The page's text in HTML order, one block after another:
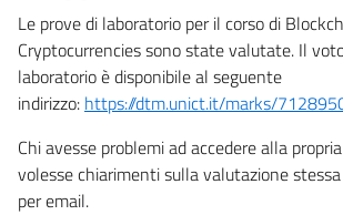
Le prove di laboratorio per il corso di
Cryptocurrencies sono state valutate. Il
laboratorio è disponibile al seguente
indirizzo: https://dtm.unict.it/marks/
Chi avesse problemi ad accedere alla
volesse chiarimenti sulla valutazione
per email.